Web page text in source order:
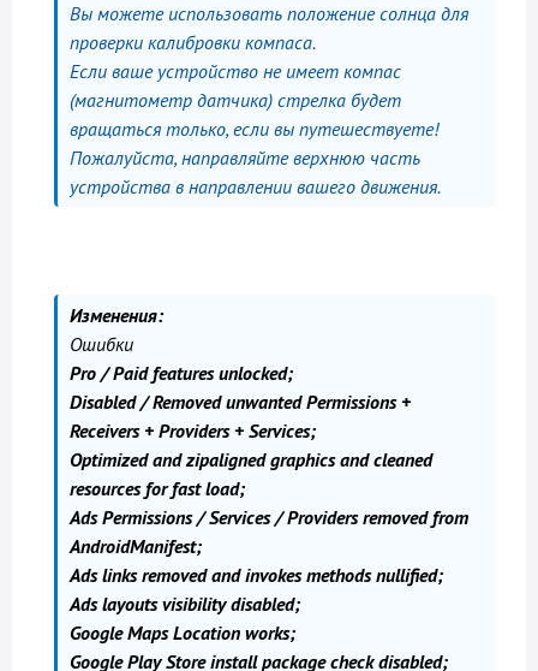
Вы можете использовать положение солнца для
проверки калибровки компаса.
Если ваше устройство не имеет компас
(магнитометр датчика) стрелка будет
вращаться только, если вы путешествуете!
Пожалуйста, направляйте верхнюю часть
устройства в направлении вашего движения.
Изменения:
Ошибки
Pro / Paid features unlocked;
Disabled / Removed unwanted Permissions +
Receivers + Providers + Services;
Optimized and zipaligned graphics and cleaned
resources for fast load;
Ads Permissions / Services / Providers removed from
AndroidManifest;
Ads links removed and invokes methods nullified;
Ads layouts visibility disabled;
Google Maps Location works;
Google Play Store install package check disabled;